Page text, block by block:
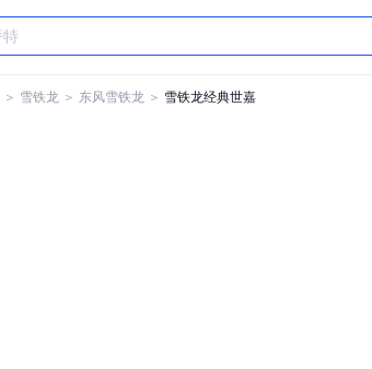
＞ 雪铁龙 ＞ 东风雪铁龙 ＞ 雪铁龙经典世嘉